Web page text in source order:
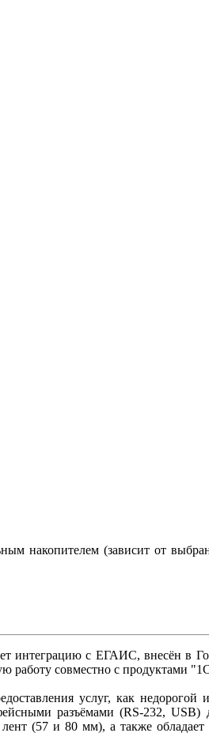
накопителем (зависит от
интеграцию с ЕГАИС, внесён
работу совместно с продуктами
услуг, как
разъёмами (RS-232,
(57 и 80 мм), а также